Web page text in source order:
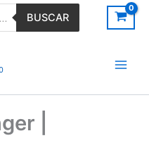
BUSCAR
|